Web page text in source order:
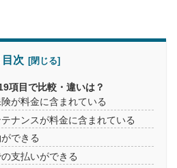
目次
項目で比較・違いは？
が料金に含まれている
ナンスが料金に含まれている
できる
支払いができる